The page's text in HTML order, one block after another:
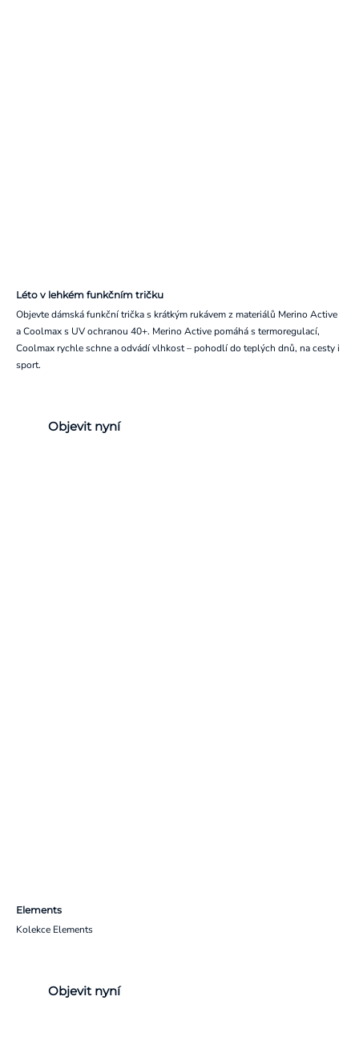
Léto v lehkém funkčním tričku
Objevte dámská funkční trička s krátkým rukávem z materiálů Merino Active
a Coolmax s UV ochranou 40+. Merino Active pomáhá s termoregulací,
Coolmax rychle schne a odvádí vlhkost – pohodlí do teplých dnů, na cesty i
sport.
Objevit nyní
Elements
Kolekce Elements
Objevit nyní